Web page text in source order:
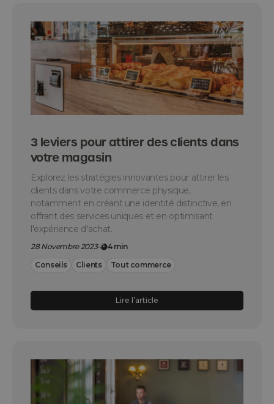
3 leviers pour attirer des clients dans
votre magasin
Explorez les stratégies innovantes pour attirer les
clients dans votre commerce physique,
notamment en créant une identité distinctive, en
offrant des services uniques et en optimisant
l'expérience d'achat.
28 Novembre 2023-
4 min
Conseils
Clients Tout commerce
Lire l’article